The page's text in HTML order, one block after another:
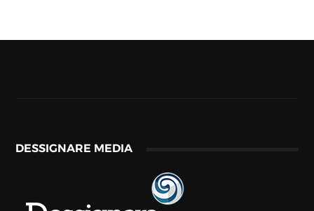
DESSIGNARE MEDIA